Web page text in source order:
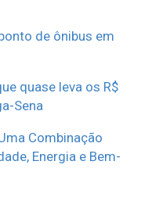
de ônibus em
quase leva os R$
Sena
Combinação
Energia e Bem-